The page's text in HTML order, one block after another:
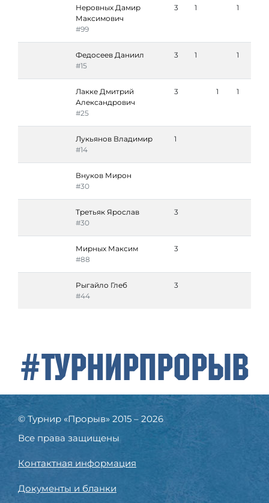
Неровных Дамир
Максимович
#99
3 1 1
Федосеев Даниил
#15
3 1 1
Лакке Дмитрий
Александрович
#25
3 1 1
Лукьянов Владимир
#14
1
Внуков Мирон
#30
Третьяк Ярослав
#30
3
Мирных Максим
#88
3
Рыгайло Глеб
#44
3
#ТурнирПрорыв
© Турнир «Прорыв» 2015 – 2026
Все права защищены
Контактная информация
Документы и бланки